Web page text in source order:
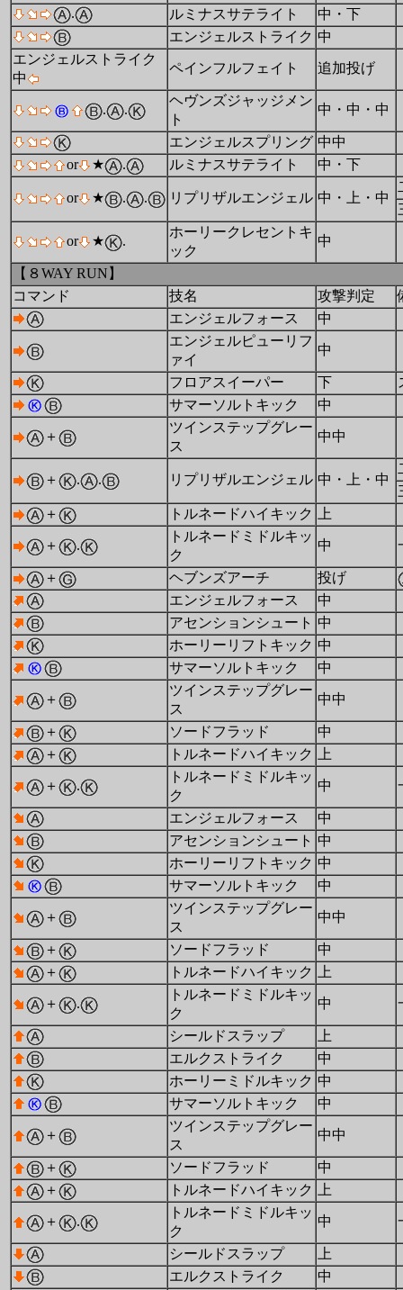
.
ルミナスサテライト
中・下
エンジェルストライク 中
エンジェルストライク
中
ペインフルフェイト 追加投げ
. .
ヘヴンズジャッジメン
ト
中・中・中
エンジェルスプリング 中中
or
★ . ルミナスサテライト 中・下
or ★ . . リプリザルエンジェル 中・上・中
or ★ .
ホーリークレセントキ
ック
中
【８WAY RUN】
コマンド
技名 攻撃判定
エンジェルフォース
中
エンジェルピューリフ
ァイ
中
フロアスイーパー 下
サマーソルトキック
中
＋
ツインステップグレー
ス
中中
＋ . . リプリザルエンジェル 中・上・中
＋
トルネードハイキック 上
＋ .
トルネードミドルキッ
ク
中
＋ ヘブンズアーチ
投げ
エンジェルフォース
中
アセンションシュート 中
ホーリーリフトキック 中
サマーソルトキック
中
＋
ツインステップグレー
ス
中中
＋ ソードフラッド
中
＋
トルネードハイキック 上
＋ .
トルネードミドルキッ
ク
中
エンジェルフォース
中
アセンションシュート 中
ホーリーリフトキック 中
サマーソルトキック
中
＋
ツインステップグレー
ス
中中
＋ ソードフラッド
中
＋
トルネードハイキック 上
＋ .
トルネードミドルキッ
ク
中
シールドスラップ
上
エルクストライク
中
ホーリーミドルキック 中
サマーソルトキック
中
＋
ツインステップグレー
ス
中中
＋ ソードフラッド
中
＋
トルネードハイキック 上
＋ .
トルネードミドルキッ
ク
中
シールドスラップ
上
エルクストライク
中